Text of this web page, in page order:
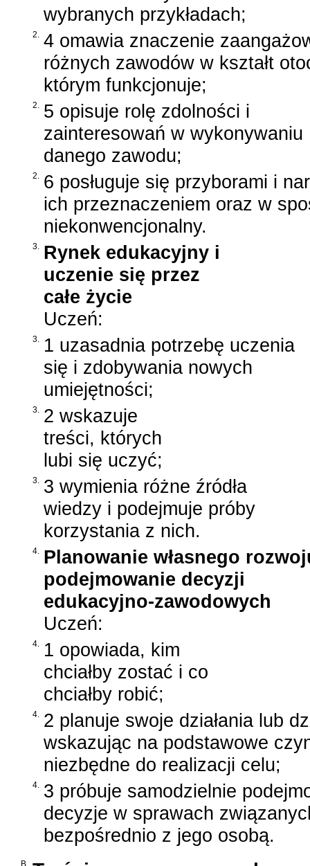
wybranych przykładach;
2.
4 omawia znaczenie
różnych zawodów w kształt
którym funkcjonuje;
2.
5 opisuje rolę zdolności i
zainteresowań w wykonywaniu
danego zawodu;
2.
6 posługuje się przyborami i
ich przeznaczeniem oraz w
niekonwencjonalny.
3.
Rynek edukacyjny i
uczenie się przez
całe życie
Uczeń:
3.
1 uzasadnia potrzebę uczenia
się i zdobywania nowych
umiejętności;
3.
2 wskazuje
treści, których
lubi się uczyć;
3.
3 wymienia różne źródła
wiedzy i podejmuje próby
korzystania z nich.
4.
Planowanie własnego
podejmowanie decyzji
edukacyjno-zawodowych
Uczeń:
4.
1 opowiada, kim
chciałby zostać i co
chciałby robić;
4.
2 planuje swoje działania lub
wskazując na podstawowe
niezbędne do realizacji celu;
4.
3 próbuje samodzielnie
decyzje w sprawach
bezpośrednio z jego osobą.
B.